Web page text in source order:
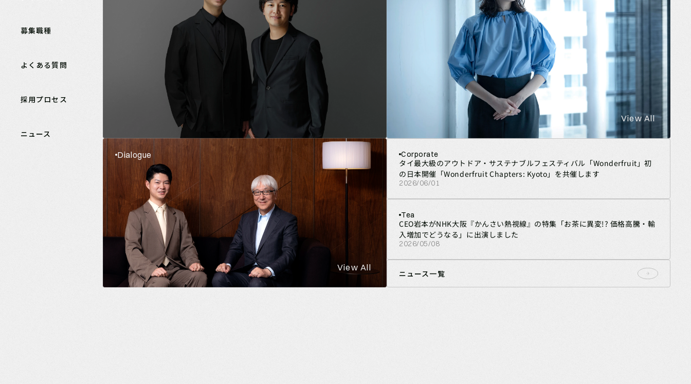
募集職種
よくある質問
採用プロセス
ニュース
View All
Dialogue
View All
Corporate
タイ最大級のアウトドア・サステナブルフェスティバル「Wonderfruit」初
の日本開催「Wonderfruit Chapters: Kyoto」を共催します
2026/06/01
Tea
CEO岩本がNHK大阪『かんさい熱視線』の特集「お茶に異変!? 価格高騰・輸
入増加でどうなる」に出演しました
2026/05/08
ニュース一覧